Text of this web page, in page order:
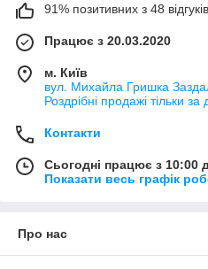
91% позитивних з 48
Працює з 20.03.2020
м. Київ
вул. Михайла Гришка
Роздрібні продажі тiльки
Контакти
Сьогодні працює з 10:00
Показати весь графік
Про нас